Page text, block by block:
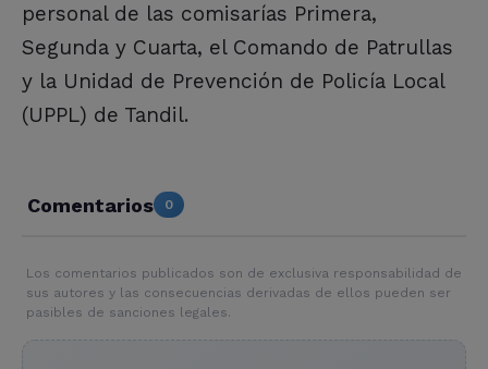
personal de las comisarías Primera,
Segunda y Cuarta, el Comando de Patrullas
y la Unidad de Prevención de Policía Local
(UPPL) de Tandil.
Comentarios 0
Los comentarios publicados son de exclusiva responsabilidad de
sus autores y las consecuencias derivadas de ellos pueden ser
pasibles de sanciones legales.